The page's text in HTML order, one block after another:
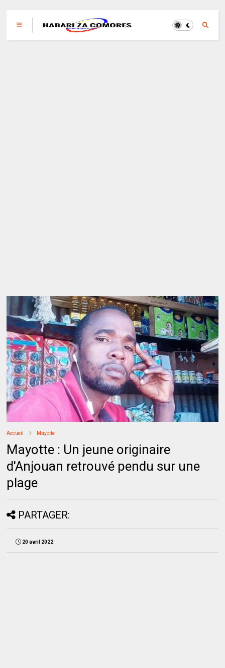
Accueil Mayotte
Mayotte : Un jeune originaire
d'Anjouan retrouvé pendu sur une
plage
PARTAGER:
20 avril 2022